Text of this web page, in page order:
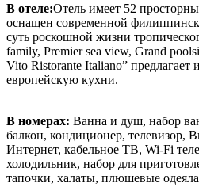
В отеле:Отель имеет 52
оснащен современной
суть роскошной жизни
family, Premier sea view, Grand
Vito Ristorante Italiano” предлагает
европейскую кухни.
В номерах: Ванна и душ, набор
балкон, кондиционер, телевизор,
Интернет, кабельное ТВ, Wi-Fi
холодильник, набор для
тапочки, халаты, плюшевые